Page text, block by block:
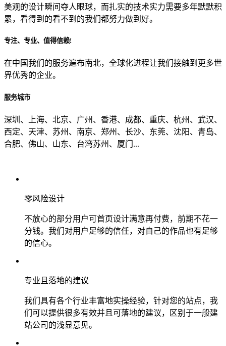
目前主要的营销渠道是？
美观的设计瞬间夺人眼球，而扎实的技术实力需要多年默默积
累，看得到的看不到的我们都努力做到好。
专注、专业、值得信赖!
在中国我们的服务遍布南北，全球化进程让我们接触到更多世
界优秀的企业。
服务城市
深圳、上海、北京、广州、香港、成都、重庆、杭州、武汉、
西定、天津、苏州、南京、郑州、长沙、东莞、沈阳、青岛、
合肥、佛山、山东、台湾苏州、厦门...
零风险设计
不放心的部分用户可首页设计满意再付费，前期不花一
分钱。我们对用户足够的信任，对自己的作品也有足够
的信心。
专业且落地的建议
我们具有各个行业丰富地实操经验，针对您的站点，我
们可以提供很多有效并且可落地的建议，区别于一般建
站公司的浅显意见。